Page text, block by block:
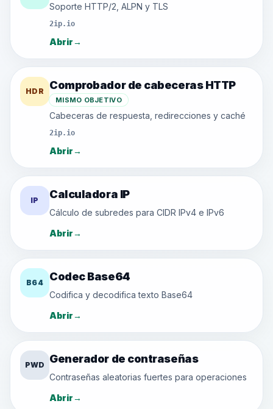
Soporte HTTP/2, ALPN y TLS
2ip.io
Abrir→
HDR Comprobador de cabeceras HTTP
MISMO OBJETIVO
Cabeceras de respuesta, redirecciones y caché
2ip.io
Abrir→
IP Calculadora IP
Cálculo de subredes para CIDR IPv4 e IPv6
Abrir→
B64 Codec Base64
Codifica y decodifica texto Base64
Abrir→
PWD Generador de contraseñas
Contraseñas aleatorias fuertes para operaciones
Abrir→